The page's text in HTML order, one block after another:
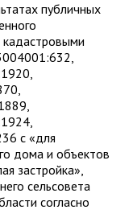
публичных
с «для
дома и объектов
застройка»,
сельсовета
согласно